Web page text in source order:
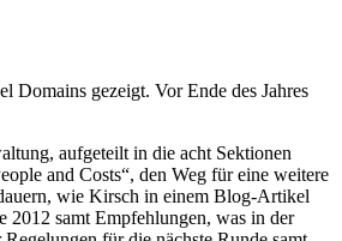
Domains gezeigt. Vor Ende des Jahres
aufgeteilt in die acht Sektionen
and Costs“, den Weg für eine weitere
wie Kirsch in einem Blog-Artikel
2012 samt Empfehlungen, was in der